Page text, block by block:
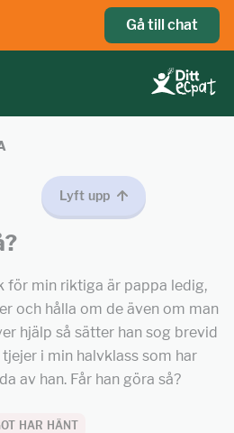
Gå till chat
Lyft upp
för min riktiga är pappa ledig,
och hålla om de även om man
hjälp så sätter han sog brevid
i min halvklass som har
av han. Får han göra så?
HAR HÄNT